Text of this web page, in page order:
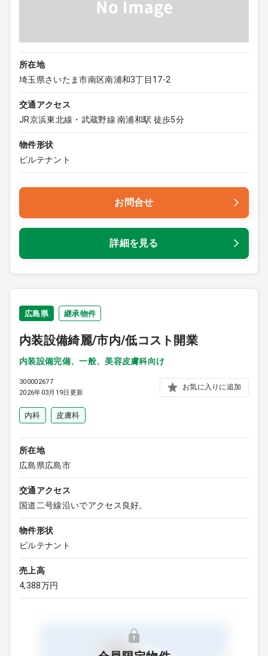
所在地
埼玉県さいたま市南区南浦和3丁目17-2
交通アクセス
JR京浜東北線・武蔵野線 南浦和駅 徒歩5分
物件形状
ビルテナント
お問合せ
詳細を見る
広島県 継承物件
内装設備綺麗/市内/低コスト開業
内装設備完備、一般、美容皮膚科向け
300002677
2026年03月19日更新
お気に入りに追加
内科 皮膚科
所在地
広島県広島市
交通アクセス
国道二号線沿いでアクセス良好。
物件形状
ビルテナント
売上高
4,388万円